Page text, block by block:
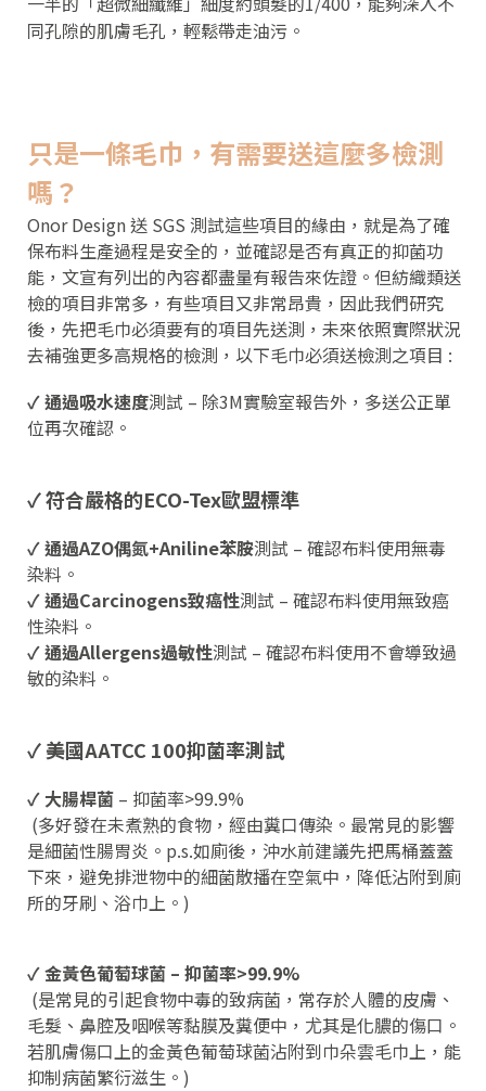
同孔隙的肌膚毛孔，輕鬆帶走油污。
只是一條毛巾，有需要送這麼多檢測
嗎？
Onor Design 送 SGS 測試這些項目的緣由，就是為了確
保布料生產過程是安全的，並確認是否有真正的抑菌功
能，文宣有列出的內容都盡量有報告來佐證。但紡織類送
檢的項目非常多，有些項目又非常昂貴，因此我們研究
後，先把毛巾必須要有的項目先送測，未來依照實際狀況
去補強更多高規格的檢測，以下毛巾必須送檢測之項目 :
✓ 通過吸水速度測試 – 除3M實驗室報告外，多送公正單
位再次確認。
✓ 符合嚴格的ECO-Tex歐盟標準
✓ 通過AZO偶氮+Aniline苯胺測試 – 確認布料使用無毒
染料。
✓ 通過Carcinogens致癌性測試 – 確認布料使用無致癌
性染料。
✓ 通過Allergens過敏性測試 – 確認布料使用不會導致過
敏的染料。
✓ 美國AATCC 100抑菌率測試
✓ 大腸桿菌 – 抑菌率>99.9%
(多好發在未煮熟的食物，經由糞口傳染。最常見的影響
是細菌性腸胃炎。p.s.如廁後，沖水前建議先把馬桶蓋蓋
下來，避免排泄物中的細菌散播在空氣中，降低沾附到廁
所的牙刷、浴巾上。)
✓ 金黃色葡萄球菌 – 抑菌率>99.9%
(是常見的引起食物中毒的致病菌，常存於人體的皮膚、
毛髮、鼻腔及咽喉等黏膜及糞便中，尤其是化膿的傷口。
若肌膚傷口上的金黃色葡萄球菌沾附到巾朵雲毛巾上，能
抑制病菌繁衍滋生。)